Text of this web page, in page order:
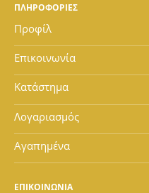
ΠΛΗΡΟΦΟΡΙΕΣ
Προφίλ
Επικοινωνία
Κατάστημα
Λογαριασμός
Αγαπημένα
ΕΠΙΚΟΙΝΩΝΙΑ